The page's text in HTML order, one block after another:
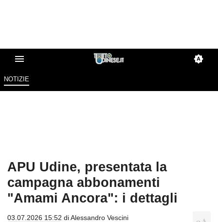
NOTIZIE
APU Udine, presentata la
campagna abbonamenti
"Amami Ancora": i dettagli
03.07.2026 15:52 diAlessandro Vescini